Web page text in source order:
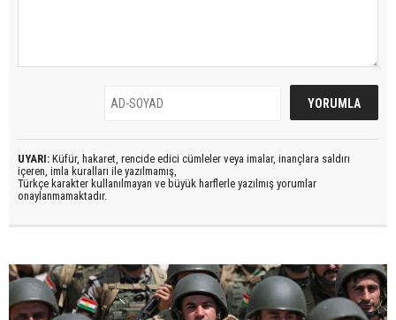
UYARI: Küfür, hakaret, rencide edici cümleler veya imalar, inançlara saldırı
içeren, imla kuralları ile yazılmamış,
Türkçe karakter kullanılmayan ve büyük harflerle yazılmış yorumlar
onaylanmamaktadır.